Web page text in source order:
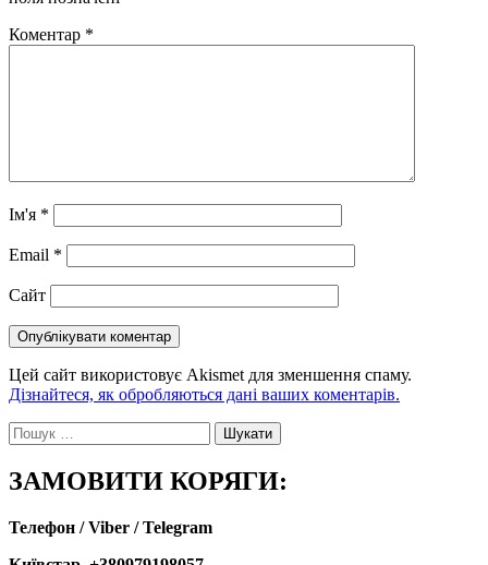
Коментар *
Ім'я *
Email *
Сайт
Цей сайт використовує Akismet для зменшення спаму.
Дізнайтеся, як обробляються дані ваших коментарів.
Пошук:
ЗАМОВИТИ КОРЯГИ:
Телефон / Viber / Telegram